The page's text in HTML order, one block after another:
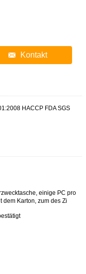
Kontakt
HACCP FDA SGS
einige PC pro
dem Karton, zum des Zi